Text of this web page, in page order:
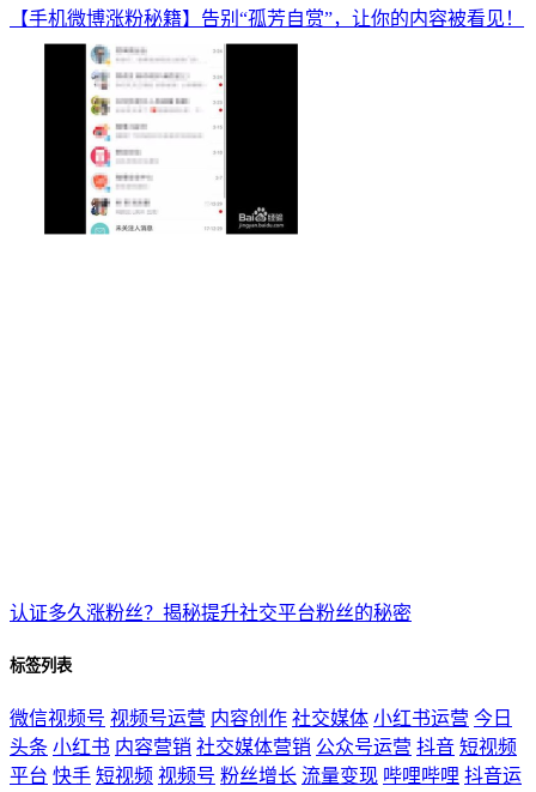
【手机微博涨粉秘籍】告别“孤芳自赏”，让你的内容被看见！
认证多久涨粉丝？揭秘提升社交平台粉丝的秘密
标签列表
微信视频号 视频号运营 内容创作 社交媒体 小红书运营 今日
头条 小红书 内容营销 社交媒体营销 公众号运营 抖音 短视频
平台 快手 短视频 视频号 粉丝增长 流量变现 哔哩哔哩 抖音运